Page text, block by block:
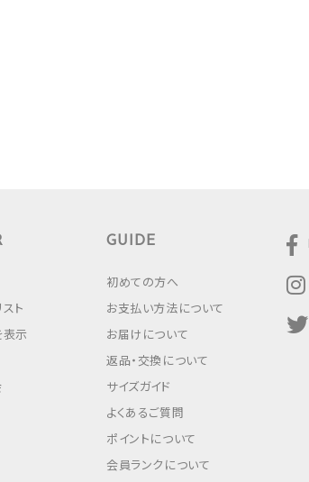
ト
表示
GUIDE
初めての方へ
お支払い方法について
お届けについて
返品・交換について
サイズガイド
よくあるご質問
ポイントについて
会員ランクについて